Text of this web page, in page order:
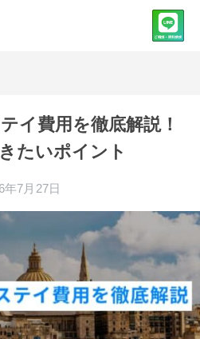
イ費用を徹底解説！
たいポイント
年7月27日